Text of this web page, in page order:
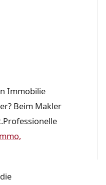
Immobilie
Beim Makler